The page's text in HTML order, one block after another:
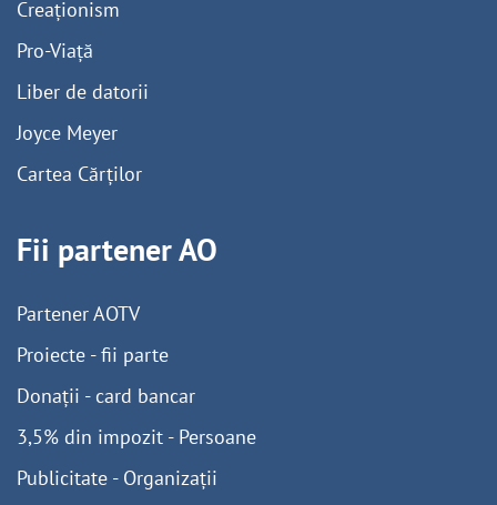
Creaționism
Pro-Viață
Liber de datorii
Joyce Meyer
Cartea Cărților
Fii partener AO
Partener AOTV
Proiecte - fii parte
Donații - card bancar
3,5% din impozit - Persoane
Publicitate - Organizații